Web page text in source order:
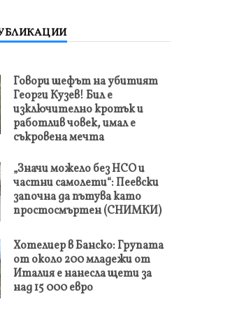
Говори шефът на убитият
Георги Кузев! Бил е
изключително кротък и
работлив човек, имал е
съкровена мечта
„Значи можело без НСО и
частни самолети“: Пеевски
започна да пътува като
простосмъртен (СНИМКИ)
Хотелиер в Банско: Групата
от около 200 младежи от
Италия е нанесла щети за
над 15 000 евро